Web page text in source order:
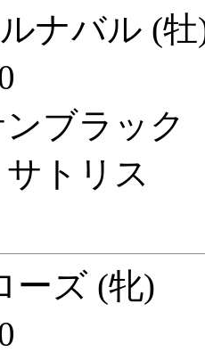
ナバル (牡
ブラック
トリス
ーズ (牝)